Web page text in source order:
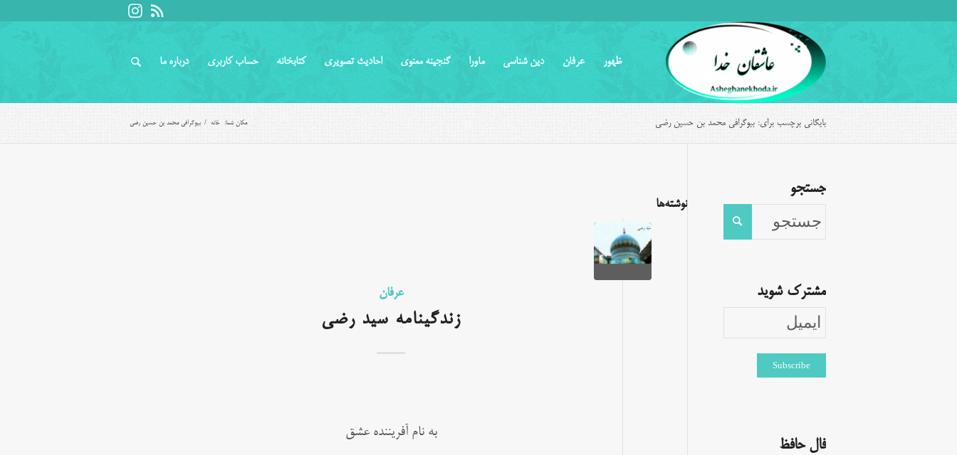
ظهور عرفان دین شناسی ماورا گنجینه معنوی احادیث تصویری کتابخانه حساب کاربری درباره ما
بایگانی برچسب برای: بیوگرافی محمد بن حسین رضی مکان شما: خانه / بیوگرافی محمد بن حسین رضی
نوشته‌ها
عرفان
زندگینامه سید رضی
به نام آفریننده عشق
جستجو
مشترک شوید
فال حافظ